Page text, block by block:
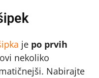
je po prvih
nekoliko
Nabirajte